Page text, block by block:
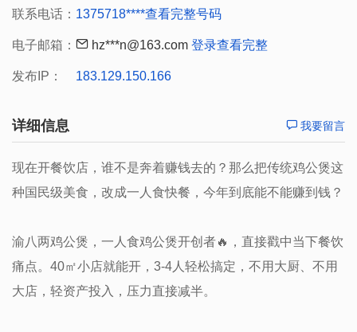
联系电话： 1375718****查看完整号码
电子邮箱： hz***n@163.com 登录查看完整
发布IP： 183.129.150.166
详细信息 我要留言
现在开餐饮店，谁不是奔着赚钱去的？那么把传统鸡公煲这
种国民级美食，改成一人食快餐，今年到底能不能赚到钱？
渝八两鸡公煲，一人食鸡公煲开创者🔥，直接戳中当下餐饮
痛点。40㎡小店就能开，3-4人轻松搞定，不用大厨、不用
大店，轻资产投入，压力直接减半。